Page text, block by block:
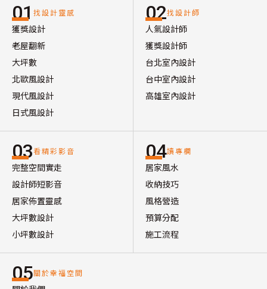
01 找設計靈感
獲獎設計
老屋翻新
大坪數
北歐風設計
現代風設計
日式風設計
02找設計師
人氣設計師
獲獎設計師
台北室內設計
台中室內設計
高雄室內設計
03看精彩影音
完整空間實走
設計師短影音
居家佈置靈感
大坪數設計
小坪數設計
04讀專欄
居家風水
收納技巧
風格營造
預算分配
施工流程
05關於幸福空間